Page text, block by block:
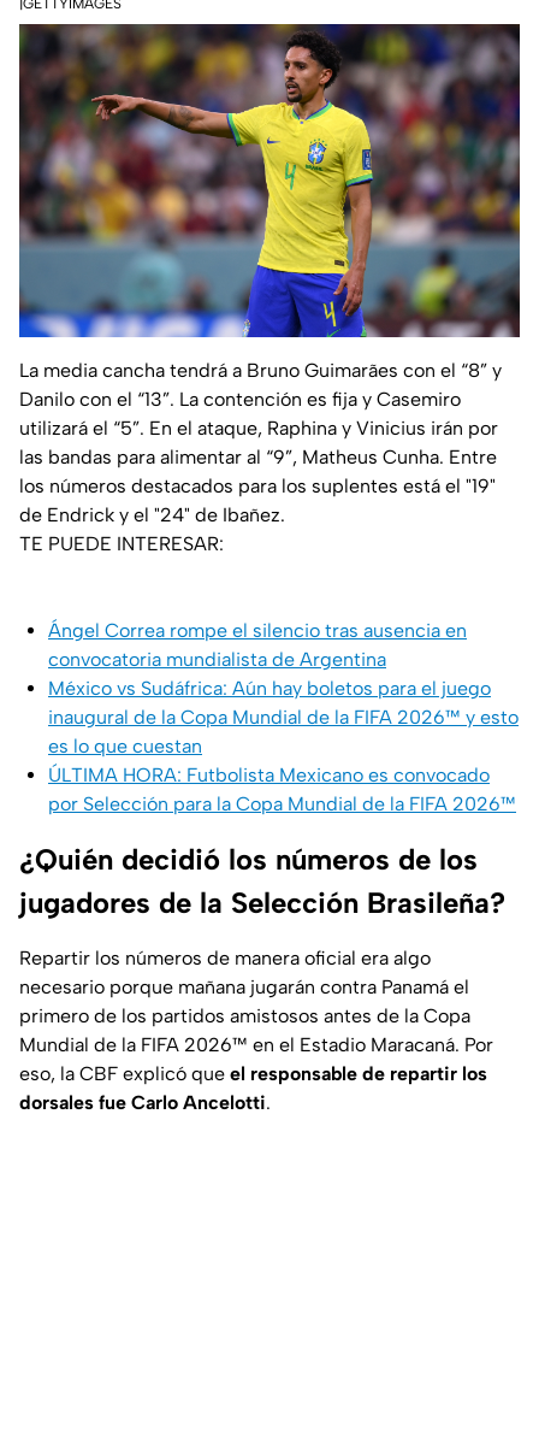
La media cancha tendrá a Bruno Guimarães con el “8” y
Danilo con el “13”. La contención es fija y Casemiro
utilizará el “5”. En el ataque, Raphina y Vinicius irán por
las bandas para alimentar al “9”, Matheus Cunha. Entre
los números destacados para los suplentes está el "19"
de Endrick y el "24" de Ibañez.
TE PUEDE INTERESAR:
Ángel Correa rompe el silencio tras ausencia en
convocatoria mundialista de Argentina
México vs Sudáfrica: Aún hay boletos para el juego
inaugural de la Copa Mundial de la FIFA 2026™️ y esto
es lo que cuestan
ÚLTIMA HORA: Futbolista Mexicano es convocado
por Selección para la Copa Mundial de la FIFA 2026™
¿Quién decidió los números de los
jugadores de la Selección Brasileña?
Repartir los números de manera oficial era algo
necesario porque mañana jugarán contra Panamá el
primero de los partidos amistosos antes de la Copa
Mundial de la FIFA 2026™ en el Estadio Maracaná. Por
eso, la CBF explicó que el responsable de repartir los
dorsales fue Carlo Ancelotti.